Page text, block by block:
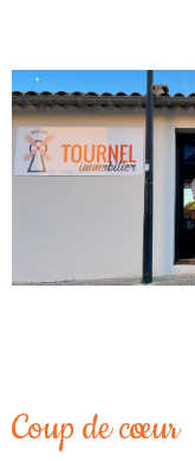
Si vous êtes
unique. Que vous
maison de vacances
le temps de vous
répondent
est préparée avec
trouver le bien idéal.
Saint-Saturnin-lès-
Chez Tournel
estimations réalistes
Coup de cœur